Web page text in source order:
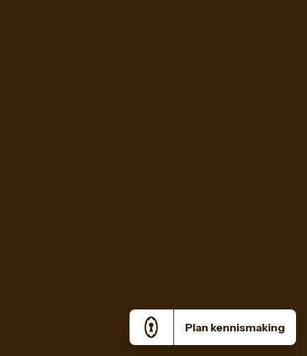
Plan kennismaking